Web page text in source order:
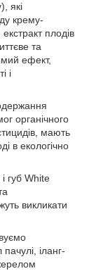
які
крему-
плодів
та
ефект,
і
органічного
мають
в екологічно
губ White
викликати
іланг-